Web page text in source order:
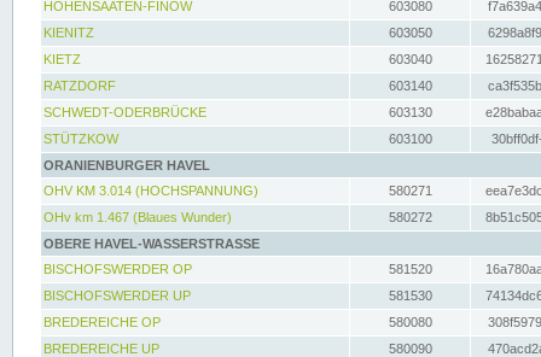
HOHENSAATEN-FINOW
603080
KIENITZ
603050
KIETZ
603040
RATZDORF
603140
SCHWEDT-ODERBRÜCKE
603130
STÜTZKOW
603100
ORANIENBURGER HAVEL
OHV KM 3.014 (HOCHSPANNUNG)
580271
OHv km 1.467 (Blaues Wunder)
580272
OBERE HAVEL-WASSERSTRASSE
BISCHOFSWERDER OP
581520
BISCHOFSWERDER UP
581530
BREDEREICHE OP
580080
BREDEREICHE UP
580090